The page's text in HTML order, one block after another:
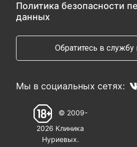
Политика безопасности
данных
Обратитесь в службу
Мы в социальных сетях:
© 2009-
2026 Клиника
Нуриевых.